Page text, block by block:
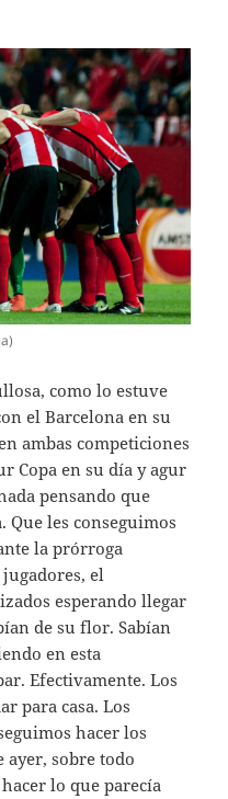
como lo estuve
el Barcelona en su
ambas competiciones
Copa en su día y agur
pensando que
Que les conseguimos
la prórroga
el
esperando llegar
de su flor. Sabían
en esta
Efectivamente. Los
para casa. Los
hacer los
ayer, sobre todo
lo que parecía